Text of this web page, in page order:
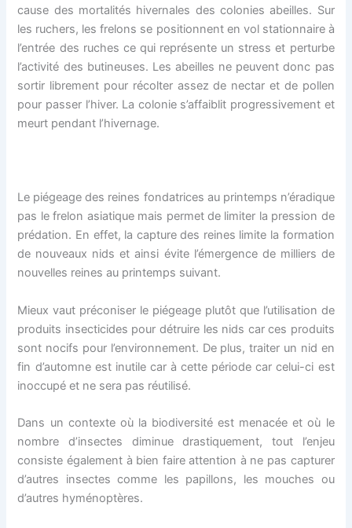
cause des mortalités hivernales des colonies abeilles. Sur
les ruchers, les frelons se positionnent en vol stationnaire à
l’entrée des ruches ce qui représente un stress et perturbe
l’activité des butineuses. Les abeilles ne peuvent donc pas
sortir librement pour récolter assez de nectar et de pollen
pour passer l’hiver. La colonie s’affaiblit progressivement et
meurt pendant l’hivernage.
Le piégeage des reines fondatrices au printemps n’éradique
pas le frelon asiatique mais permet de limiter la pression de
prédation. En effet, la capture des reines limite la formation
de nouveaux nids et ainsi évite l’émergence de milliers de
nouvelles reines au printemps suivant.
Mieux vaut préconiser le piégeage plutôt que l’utilisation de
produits insecticides pour détruire les nids car ces produits
sont nocifs pour l’environnement. De plus, traiter un nid en
fin d’automne est inutile car à cette période car celui-ci est
inoccupé et ne sera pas réutilisé.
Dans un contexte où la biodiversité est menacée et où le
nombre d’insectes diminue drastiquement, tout l’enjeu
consiste également à bien faire attention à ne pas capturer
d’autres insectes comme les papillons, les mouches ou
d’autres hyménoptères.